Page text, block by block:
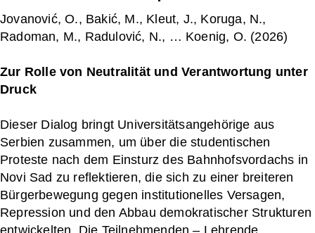
Jovanović, O., Bakić, M., Kleut, J., Koruga, N.,
Radoman, M., Radulović, N., … Koenig, O. (2026)
Zur Rolle von Neutralität und Verantwortung unter
Druck
Dieser Dialog bringt Universitätsangehörige aus
Serbien zusammen, um über die studentischen
Proteste nach dem Einsturz des Bahnhofsvordachs in
Novi Sad zu reflektieren, die sich zu einer breiteren
Bürgerbewegung gegen institutionelles Versagen,
Repression und den Abbau demokratischer Strukturen
entwickelten. Die Teilnehmenden – Lehrende,